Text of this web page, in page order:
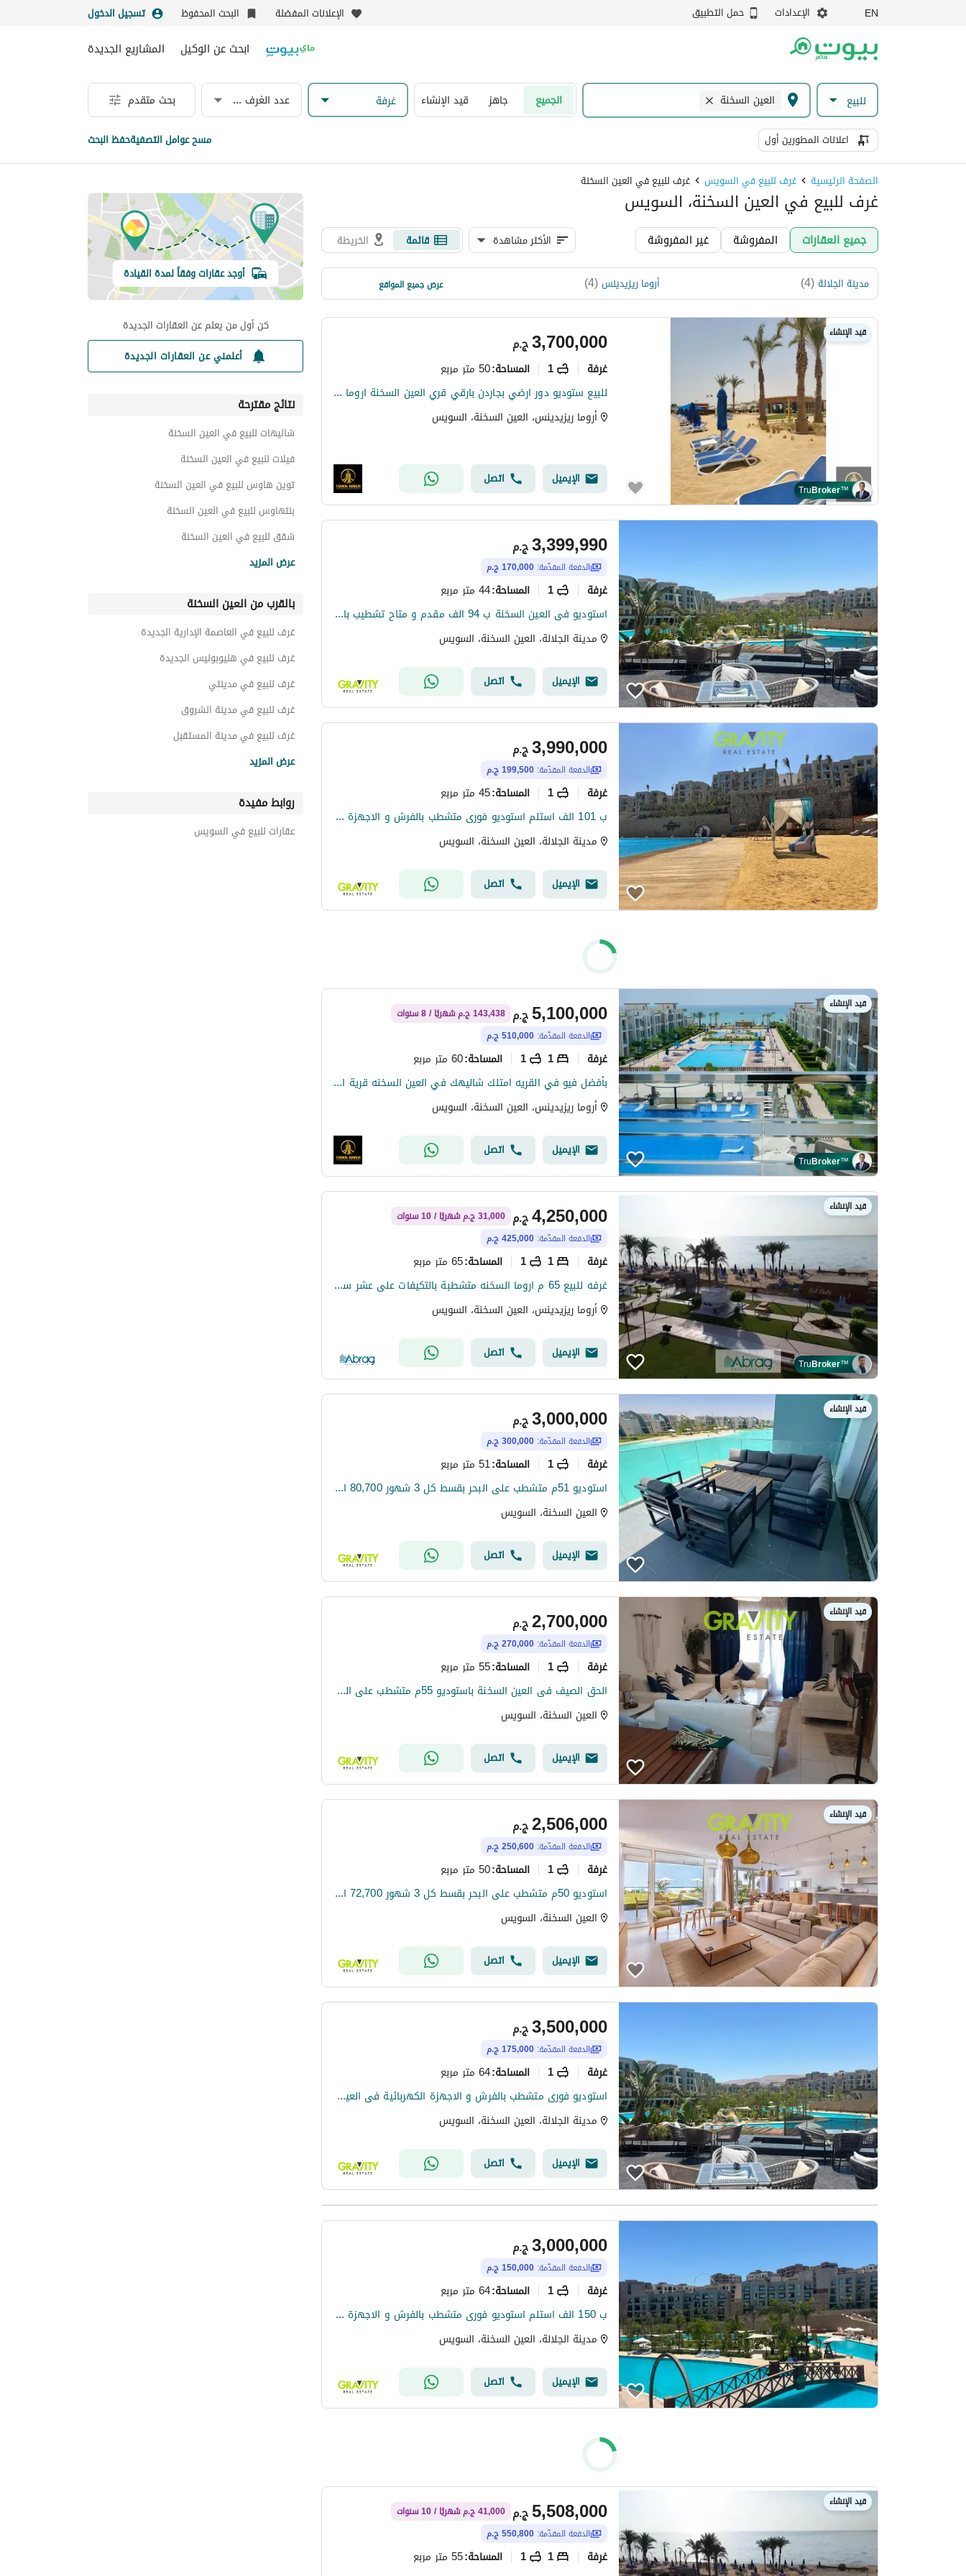
EN الإعدادات حمل التطبيق الإعلانات المفضلة البحث المحفوظ تسجيل الدخول
ابحث عن الوكيل المشاريع الجديدة
للبيع العين السخنة الجميع جاهز قيد الإنشاء غرفة عدد الغرف & الحمامات بحث متقدم
اعلانات المطورين أول مسح عوامل التصفيةحفظ البحث
الصفحة الرئيسية غرف للبيع في السويس غرف للبيع في العين السخنة
غرف للبيع في العين السخنة، السويس
جميع العقارات المفروشة غير المفروشة الأكثر مشاهدة قائمة الخريطة
مدينة الجلالة(
4
) أروما ريزيدينس(
4
) تلال السخنة
(
1
)
كاب باي السخنة
(
1
)
عرض جميع المواقع
قيد الإنشاء
TruBroker™
ج.م3,700,000
غرفة 1 المساحة:50 متر مربع
للبيع ستوديو دور ارضي بجاردن بارقي قري العين السخنة اروما متشطب - قرية متكاملة الخدمات منطقة مطاعم وكافيهات ,سوبر ماركت, مطعم, اكوا بارك للاطفال . . . . .
أروما ريزيدينس، العين السخنة، السويس
الإيميل اتصل
ج.م3,399,990
الدفعة المقدّمة: 170,000 ج.م
غرفة 1 المساحة:44 متر مربع
استوديو فى العين السخنة ب 94 الف مقدم و متاح تشطيب بالاجهزة و الفرش بالتقسيط بدون فوائد - استوديو للبيع - مدينة الجلالة
مدينة الجلالة، العين السخنة، السويس
الإيميل اتصل
ج.م3,990,000
الدفعة المقدّمة: 199,500 ج.م
غرفة 1 المساحة:45 متر مربع
ب 101 الف استلم استوديو فورى متشطب بالفرش و الاجهزة الكهربائية فى العين السخنة - استوديو للبيع - مدينة الجلالة
مدينة الجلالة، العين السخنة، السويس
الإيميل اتصل
قيد الإنشاء
TruBroker™
ج.م5,100,000
143,438 ج.م شهريًا / 8 سنوات
الدفعة المقدّمة: 510,000 ج.م
غرفة 1
1 المساحة:60 متر مربع
بأفضل فيو في القريه امتلك شاليهك في العين السخنه قرية اروما متاح بالقريه جميع الخدمات منها حمامات سباحه ,مطاعم ,كافيهات, أكوا بارك للاطفال . . . . . . . . . . .
أروما ريزيدينس، العين السخنة، السويس
الإيميل اتصل
قيد الإنشاء
TruBroker™
ج.م4,250,000
31,000 ج.م شهريًا / 10 سنوات
الدفعة المقدّمة: 425,000 ج.م
غرفة 1
1 المساحة:65 متر مربع
غرفه للبيع 65 م اروما السخنه متشطبة بالتكيفات على عشر سنوات بسعر مميز
أروما ريزيدينس، العين السخنة، السويس
الإيميل اتصل
قيد الإنشاء
ج.م3,000,000
الدفعة المقدّمة: 300,000 ج.م
غرفة 1 المساحة:51 متر مربع
استوديو 51م متشطب على البحر بقسط كل 3 شهور 80,700 الف و اقساط متساوية - استوديو للبيع - العين السخنة
العين السخنة، السويس
الإيميل اتصل
قيد الإنشاء
ج.م2,700,000
الدفعة المقدّمة: 270,000 ج.م
غرفة 1 المساحة:55 متر مربع
الحق الصيف فى العين السخنة باستوديو 55م متشطب على البحر و اقساط متساوية - استوديو للبيع - العين السخنة
العين السخنة، السويس
الإيميل اتصل
قيد الإنشاء
ج.م2,506,000
الدفعة المقدّمة: 250,600 ج.م
غرفة 1 المساحة:50 متر مربع
استوديو 50م متشطب على البحر بقسط كل 3 شهور 72,700 الف و اقساط متساوية - استوديو للبيع - العين السخنة
العين السخنة، السويس
الإيميل اتصل
ج.م3,500,000
الدفعة المقدّمة: 175,000 ج.م
غرفة 1 المساحة:64 متر مربع
استوديو فورى متشطب بالفرش و الاجهزة الكهربائية فى العين السخنة - استوديو للبيع - مدينة الجلالة
مدينة الجلالة، العين السخنة، السويس
الإيميل اتصل
ج.م3,000,000
الدفعة المقدّمة: 150,000 ج.م
غرفة 1 المساحة:64 متر مربع
ب 150 الف استلم استوديو فورى متشطب بالفرش و الاجهزة الكهربائية فى العين السخنة - استوديو للبيع - مدينة الجلالة
مدينة الجلالة، العين السخنة، السويس
الإيميل اتصل
قيد الإنشاء
ج.م5,508,000
41,000 ج.م شهريًا / 10 سنوات
الدفعة المقدّمة: 550,800 ج.م
غرفة 1
1 المساحة:55 متر مربع
أوجد عقارات وفقاً لمدة القيادة
كن أول من يعلم عن العقارات الجديدة
أعلمني عن العقارات الجديدة
نتائج مقترحة
شاليهات للبيع في العين السخنة
فيلات للبيع في العين السخنة
توين هاوس للبيع في العين السخنة
بنتهاوس للبيع في العين السخنة
شقق للبيع في العين السخنة
شقق فندقية للبيع في العين السخنة
كبينات للبيع في العين السخنة
عقارات للبيع في العين السخنة
عرض المزيد
بالقرب من العين السخنة
غرف للبيع في العاصمة الإدارية الجديدة
غرف للبيع في هليوبوليس الجديدة
غرف للبيع في مدينتي
غرف للبيع في مدينة الشروق
غرف للبيع في مدينة المستقبل
غرف للبيع في مدينة نصر
غرف للبيع في مصر الجديدة
عرض المزيد
روابط مفيدة
عقارات للبيع في السويس